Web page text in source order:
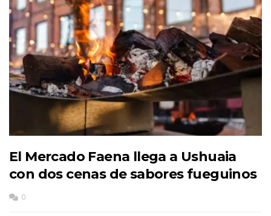
El Mercado Faena llega a Ushuaia
con dos cenas de sabores fueguinos
0